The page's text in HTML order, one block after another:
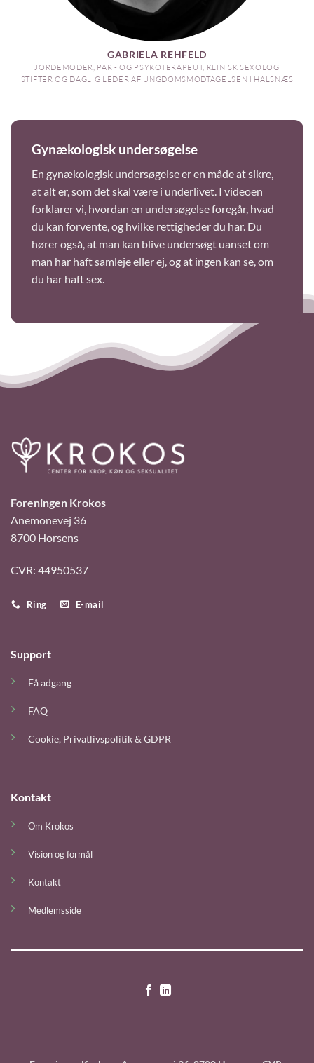
GABRIELA REHFELD
JORDEMODER, PAR - OG PSYKOTERAPEUT, KLINISK SEXOLOG
STIFTER OG DAGLIG LEDER AF UNGDOMSMODTAGELSEN I HALSNÆS
Gynækologisk undersøgelse
En gynækologisk undersøgelse er en måde at sikre,
at alt er, som det skal være i underlivet. I videoen
forklarer vi, hvordan en undersøgelse foregår, hvad
du kan forvente, og hvilke rettigheder du har. Du
hører også, at man kan blive undersøgt uanset om
man har haft samleje eller ej, og at ingen kan se, om
du har haft sex.
Foreningen Krokos
Anemonevej 36
8700 Horsens
CVR: 44950537
Ring E-mail
Support
Få adgang
FAQ
Cookie, Privatlivspolitik‎ & GDPR
Kontakt
Om Krokos
Vision og formål
Kontakt
Medlemsside